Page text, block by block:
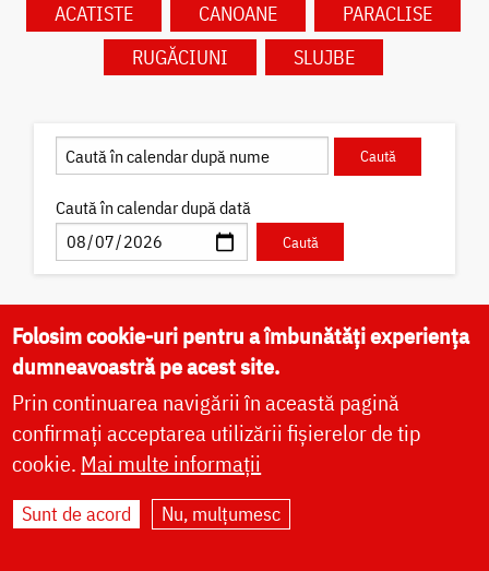
ACATISTE CANOANE
PARACLISE
RUGĂCIUNI
SLUJBE
Caută în calendar după dată
✝) Sfântul Cuvios Pafnutie –
Pârvu Zugravul
Sfântul Cuvios Pafnutie, vestit iconar cunoscut cu
numele de Pârvu „Mutul”, s-a născut în Câmpulung
Muscel, la 12 octombrie 1657, ca fiu al preotului
Ioan Pârvescu...
Folosim cookie-uri pentru a îmbunătăți experiența
dumneavoastră pe acest site.
Prin continuarea navigării în această pagină
confirmați acceptarea utilizării fișierelor de tip
cookie. Mai multe informații
Sunt de acord Nu, mulțumesc